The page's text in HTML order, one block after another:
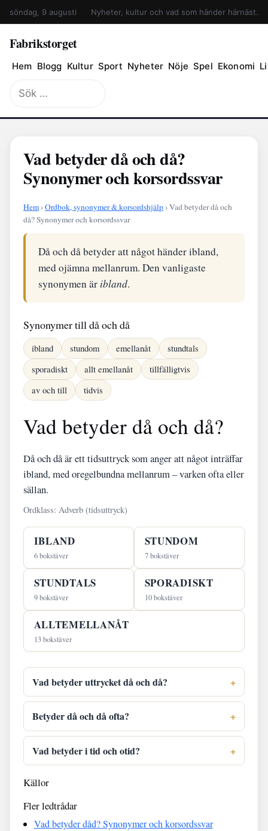
söndag, 9 augusti Nyheter, kultur och vad som händer härnäst.
Fabrikstorget
Hem Blogg Kultur Sport Nyheter Nöje Spel Ekonomi
Sök
efter:
Vad betyder då och då?
Synonymer och korsordssvar
Hem›Ordbok, synonymer & korsordshjälp› Vad betyder då och
då? Synonymer och korsordssvar
Då och då betyder att något händer ibland,
med ojämna mellanrum. Den vanligaste
synonymen är ibland.
Synonymer till då och då
ibland stundom emellanåt
stundtals
sporadiskt
allt emellanåt
tillfälligtvis
av och till
tidvis
Vad betyder då och då?
Då och då är ett tidsuttryck som anger att något inträffar
ibland, med oregelbundna mellanrum – varken ofta eller
sällan.
Ordklass: Adverb (tidsuttryck)
IBLAND
6 bokstäver
STUNDOM
7 bokstäver
STUNDTALS
9 bokstäver
SPORADISKT
10 bokstäver
ALLTEMELLANÅT
13 bokstäver
Vad betyder uttrycket då och då?
Betyder då och då ofta?
Vad betyder i tid och otid?
Källor
Fler ledtrådar
Vad betyder dåd? Synonymer och korsordssvar